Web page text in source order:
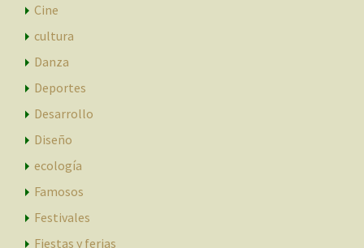
Cine
cultura
Danza
Deportes
Desarrollo
Diseño
ecología
Famosos
Festivales
Fiestas y ferias